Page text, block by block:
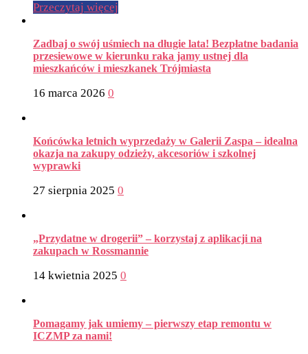
Przeczytaj więcej
Zadbaj o swój uśmiech na długie lata! Bezpłatne badania
przesiewowe w kierunku raka jamy ustnej dla
mieszkańców i mieszkanek Trójmiasta
16 marca 2026 0
Końcówka letnich wyprzedaży w Galerii Zaspa – idealna
okazja na zakupy odzieży, akcesoriów i szkolnej
wyprawki
27 sierpnia 2025 0
„Przydatne w drogerii” – korzystaj z aplikacji na
zakupach w Rossmannie
14 kwietnia 2025 0
Pomagamy jak umiemy – pierwszy etap remontu w
ICZMP za nami!